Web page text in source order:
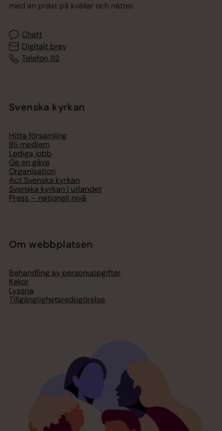
med en präst på kvällar och nätter.
Chatt
Digitalt brev
Telefon 112
Svenska kyrkan
Hitta församling
Bli medlem
Lediga jobb
Ge en gåva
Organisation
Act Svenska kyrkan
Svenska kyrkan i utlandet
Press – nationell nivå
Om webbplatsen
Behandling av personuppgifter
Kakor
Lyssna
Tillgänglighetsredogörelse